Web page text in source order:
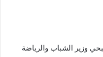
وزير الشباب والرياضة